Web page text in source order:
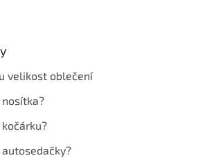
velikost oblečení